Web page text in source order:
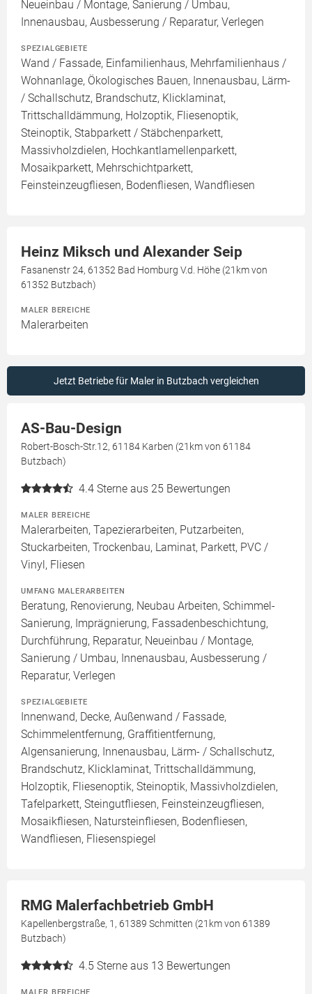
Neueinbau / Montage, Sanierung / Umbau,
Innenausbau, Ausbesserung / Reparatur, Verlegen
SPEZIALGEBIETE
Wand / Fassade, Einfamilienhaus, Mehrfamilienhaus /
Wohnanlage, Ökologisches Bauen, Innenausbau, Lärm-
/ Schallschutz, Brandschutz, Klicklaminat,
Trittschalldämmung, Holzoptik, Fliesenoptik,
Steinoptik, Stabparkett / Stäbchenparkett,
Massivholzdielen, Hochkantlamellenparkett,
Mosaikparkett, Mehrschichtparkett,
Feinsteinzeugfliesen, Bodenfliesen, Wandfliesen
Heinz Miksch und Alexander Seip
Fasanenstr 24, 61352 Bad Homburg V.d. Höhe (21km von
61352 Butzbach)
MALER BEREICHE
Malerarbeiten
Jetzt Betriebe für Maler in Butzbach vergleichen
AS-Bau-Design
Robert-Bosch-Str.12, 61184 Karben (21km von 61184
Butzbach)
4.4 Sterne aus 25 Bewertungen
MALER BEREICHE
Malerarbeiten, Tapezierarbeiten, Putzarbeiten,
Stuckarbeiten, Trockenbau, Laminat, Parkett, PVC /
Vinyl, Fliesen
UMFANG MALERARBEITEN
Beratung, Renovierung, Neubau Arbeiten, Schimmel-
Sanierung, Imprägnierung, Fassadenbeschichtung,
Durchführung, Reparatur, Neueinbau / Montage,
Sanierung / Umbau, Innenausbau, Ausbesserung /
Reparatur, Verlegen
SPEZIALGEBIETE
Innenwand, Decke, Außenwand / Fassade,
Schimmelentfernung, Graffitientfernung,
Algensanierung, Innenausbau, Lärm- / Schallschutz,
Brandschutz, Klicklaminat, Trittschalldämmung,
Holzoptik, Fliesenoptik, Steinoptik, Massivholzdielen,
Tafelparkett, Steingutfliesen, Feinsteinzeugfliesen,
Mosaikfliesen, Natursteinfliesen, Bodenfliesen,
Wandfliesen, Fliesenspiegel
RMG Malerfachbetrieb GmbH
Kapellenbergstraße, 1, 61389 Schmitten (21km von 61389
Butzbach)
4.5 Sterne aus 13 Bewertungen
MALER BEREICHE